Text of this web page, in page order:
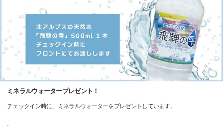
ミネラルウォータープレゼント！
チェックイン時に、ミネラルウォーターをプレゼントしています。